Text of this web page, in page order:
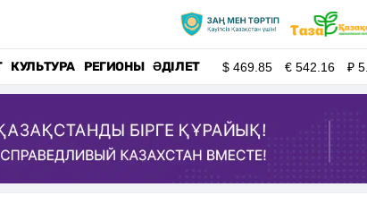
КУЛЬТУРА РЕГИОНЫ ӘДІЛЕТ $469.85 €542.16 ₽